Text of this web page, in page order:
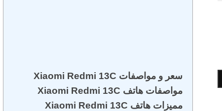
سعر و مواصفات Xiaomi Redmi 13C
مواصفات هاتف Xiaomi Redmi 13C
مميزات هاتف Xiaomi Redmi 13C